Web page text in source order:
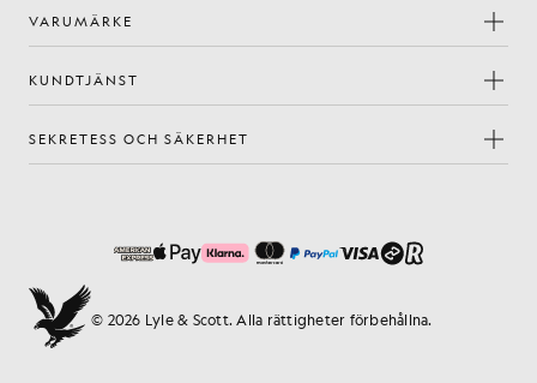
VARUMÄRKE
KUNDTJÄNST
SEKRETESS OCH SÄKERHET
© 2026 Lyle & Scott. Alla rättigheter förbehållna.